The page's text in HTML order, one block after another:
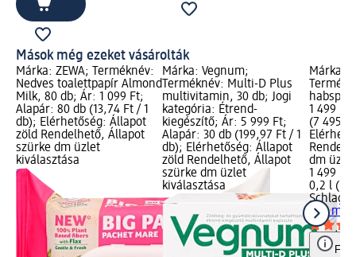
Mások még ezeket vásárolták
Márka: ZEWA; Terméknév:
Nedves toalettpapír Almond
Milk, 80 db; Ár: 1 099 Ft;
Alapár: 80 db (13,74 Ft / 1
db); Elérhetőség: Állapot
zöld Rendelhető, Állapot
szürke dm üzlet
kiválasztása
Márka: Vegnum;
Terméknév: Multi-D Plus
multivitamin, 30 db; Jogi
kategória: Étrend-
kiegészítő; Ár: 5 999 Ft;
Alapár: 30 db (199,97 Ft / 1
db); Elérhetőség: Állapot
zöld Rendelhető, Állapot
szürke dm üzlet
kiválasztása
Márka:
1 499
(7
dm
1 499 Ft
0,2 l (7
Schlagfix
200 ml